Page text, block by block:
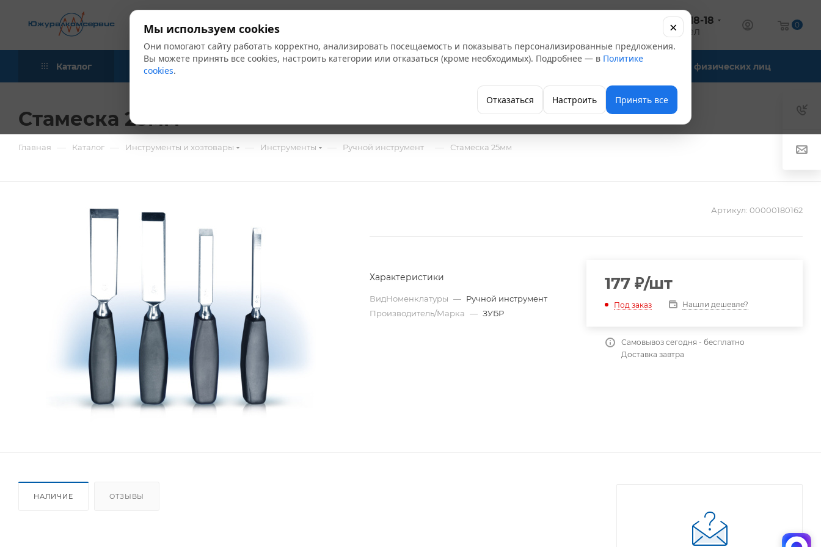
+7 (347) 246-18-18
оптовый отдел
0
Каталог Акции Бренды Компания Офис-склады Для физических лиц
Стамеска 25мм
Главная — Каталог — Инструменты и хозтовары — Инструменты — Ручной инструмент — Стамеска 25мм
Артикул: 00000180162
Характеристики
ВидНоменклатуры — Ручной инструмент
Производитель/Марка — ЗУБР
177₽/шт
Под заказ Нашли дешевле?
Самовывоз сегодня - бесплатно
Доставка завтра
НАЛИЧИЕ ОТЗЫВЫ
Мы используем cookies
Они помогают сайту работать корректно, анализировать посещаемость и показывать персонализированные предложения.
Вы можете принять все cookies, настроить категории или отказаться (кроме необходимых). Подробнее — в Политике
cookies.
Отказаться Настроить Принять все
×